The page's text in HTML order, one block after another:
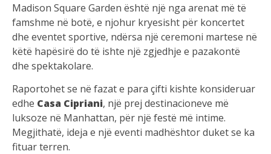
Madison Square Garden është një nga arenat më të
famshme në botë, e njohur kryesisht për koncertet
dhe eventet sportive, ndërsa një ceremoni martese në
këtë hapësirë do të ishte një zgjedhje e pazakontë
dhe spektakolare.
Raportohet se në fazat e para çifti kishte konsideruar
edhe Casa Cipriani, një prej destinacioneve më
luksoze në Manhattan, për një festë më intime.
Megjithatë, ideja e një eventi madhështor duket se ka
fituar terren.